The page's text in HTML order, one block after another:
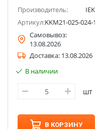
Производитель:
IEK
Артикул:KKM21-025-024-10
Самовывоз:
13.08.2026
Доставка: 13.08.2026
В наличии
шт
В КОРЗИНУ